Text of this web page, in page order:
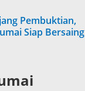
Pembuktian,
Siap Bersaing